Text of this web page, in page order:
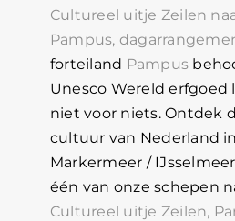
Cultureel uitje Zeilen
Pampus,
forteiland Pampus
Unesco Wereld erfgoed
niet voor niets. Ontdek
cultuur van Nederland
Markermeer /
één van onze schepen
Cultureel uitje Zeilen,